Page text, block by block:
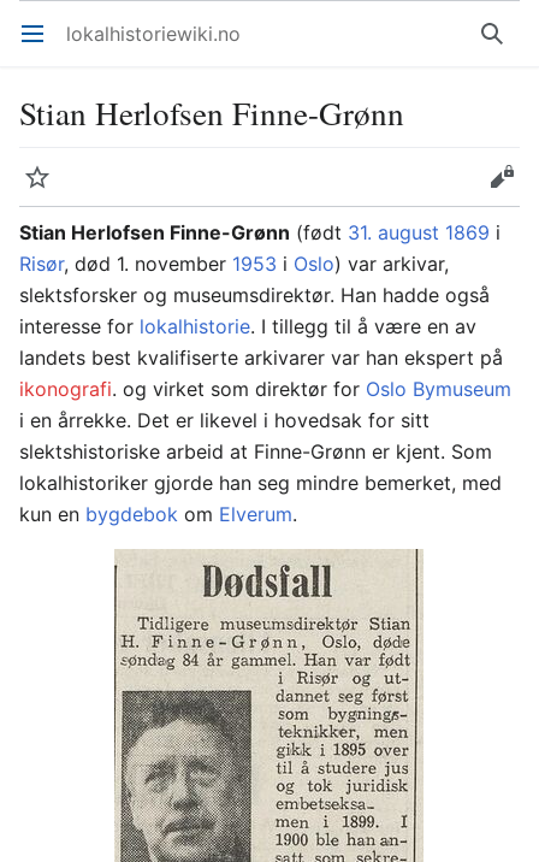
Åpne hovedmenyen lokalhistoriewiki.no Søk
Stian Herlofsen Finne-Grønn
Overvåk
Rediger
Stian Herlofsen Finne-Grønn (født 31. august 1869 i
Risør, død 1. november 1953 i Oslo) var arkivar,
slektsforsker og museumsdirektør. Han hadde også
interesse for lokalhistorie. I tillegg til å være en av
landets best kvalifiserte arkivarer var han ekspert på
ikonografi. og virket som direktør for Oslo Bymuseum
i en årrekke. Det er likevel i hovedsak for sitt
slektshistoriske arbeid at Finne-Grønn er kjent. Som
lokalhistoriker gjorde han seg mindre bemerket, med
kun en bygdebok om Elverum.